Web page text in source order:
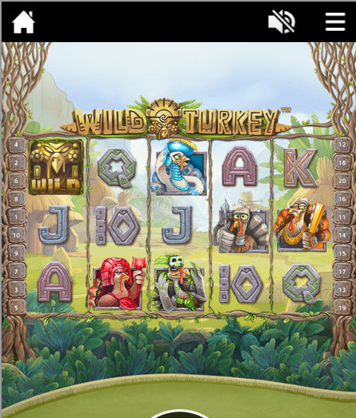
[object HTMLMetaElement]
пополнить счет